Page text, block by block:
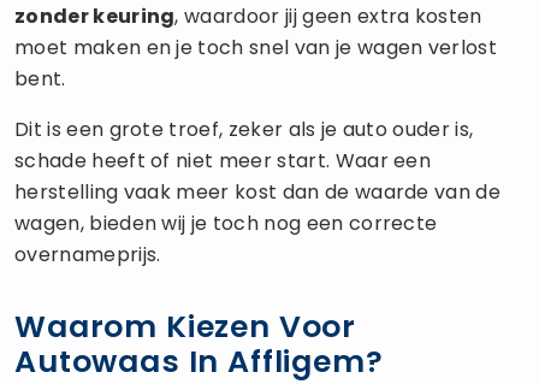
zonder keuring, waardoor jij geen extra kosten
moet maken en je toch snel van je wagen verlost
bent.
Dit is een grote troef, zeker als je auto ouder is,
schade heeft of niet meer start. Waar een
herstelling vaak meer kost dan de waarde van de
wagen, bieden wij je toch nog een correcte
overnameprijs.
Waarom Kiezen Voor
Autowaas In Affligem?